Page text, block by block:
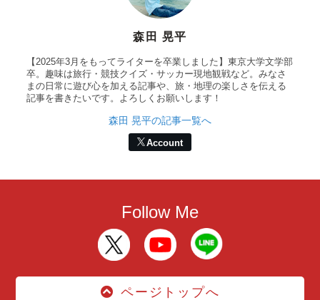
森田 晃平
【2025年3月をもってライターを卒業しました】東京大学文学部
卒。趣味は旅行・競技クイズ・サッカー現地観戦など。みなさ
まの日常に遊び心を加える記事や、旅・地理の楽しさを伝える
記事を書きたいです。よろしくお願いします！
森田 晃平の記事一覧へ
Account
Follow Me
ページトップへ